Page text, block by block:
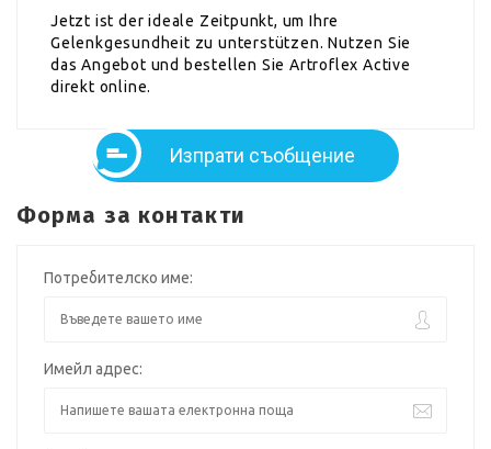
Jetzt ist der ideale Zeitpunkt, um Ihre
Gelenkgesundheit zu unterstützen. Nutzen Sie
das Angebot und bestellen Sie Artroflex Active
direkt online.
Изпрати съобщение
Форма за контакти
Потребителско име:
Имейл адрес: